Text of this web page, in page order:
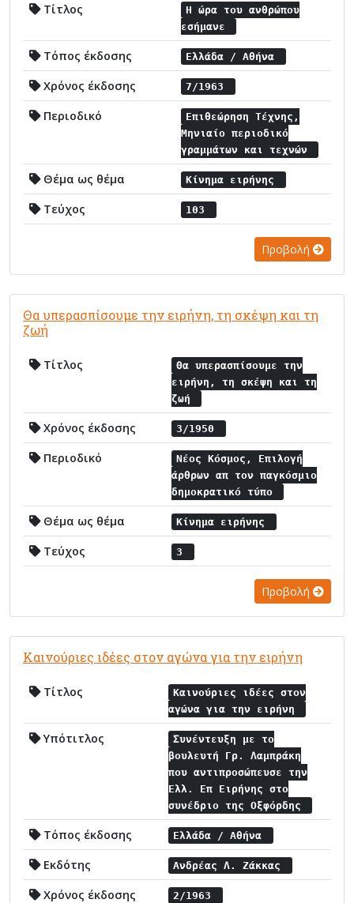
Τίτλος
Η ώρα του ανθρώπου
εσήμανε
Τόπος έκδοσης Ελλάδα / Αθήνα
Χρόνος έκδοσης 7/1963
Περιοδικό
Επιθεώρηση Τέχνης,
Μηνιαίο περιοδικό
γραμμάτων και τεχνών
Θέμα ως θέμα Κίνημα ειρήνης
Τεύχος 103
Προβολή
Θα υπερασπίσουμε την ειρήνη, τη σκέψη και τη
ζωή
Τίτλος
Θα υπερασπίσουμε την
ειρήνη, τη σκέψη και τη
ζωή
Χρόνος έκδοσης 3/1950
Περιοδικό
Νέος Κόσμος, Επιλογή
άρθρων απ τον παγκόσμιο
δημοκρατικό τύπο
Θέμα ως θέμα Κίνημα ειρήνης
Τεύχος 3
Προβολή
Καινούριες ιδέες στον αγώνα για την ειρήνη
Τίτλος
Καινούριες ιδέες στον
αγώνα για την ειρήνη
Υπότιτλος
Συνέντευξη με το
βουλευτή Γρ. Λαμπράκη
που αντιπροσώπευσε την
Ελλ. Επ Ειρήνης στο
συνέδριο της Οξφόρδης
Τόπος έκδοσης Ελλάδα / Αθήνα
Εκδότης Ανδρέας Λ. Ζάκκας
Χρόνος έκδοσης 2/1963